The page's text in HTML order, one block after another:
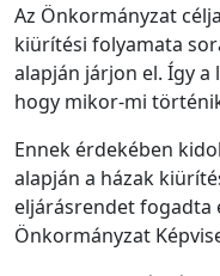
Az Önkormányzat
kiürítési folyamata
alapján járjon el. Így a
hogy mikor-mi
Ennek érdekében
alapján a házak
eljárásrendet fogadta
Önkormányzat